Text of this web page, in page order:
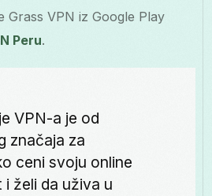
Grass VPN iz Google Play
Peru.
VPN-a je od
značaja za
ceni svoju online
želi da uživa u